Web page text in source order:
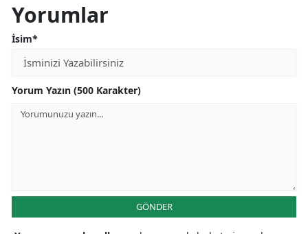
Yorumlar
İsim*
Yorum Yazın (500 Karakter)
GÖNDER